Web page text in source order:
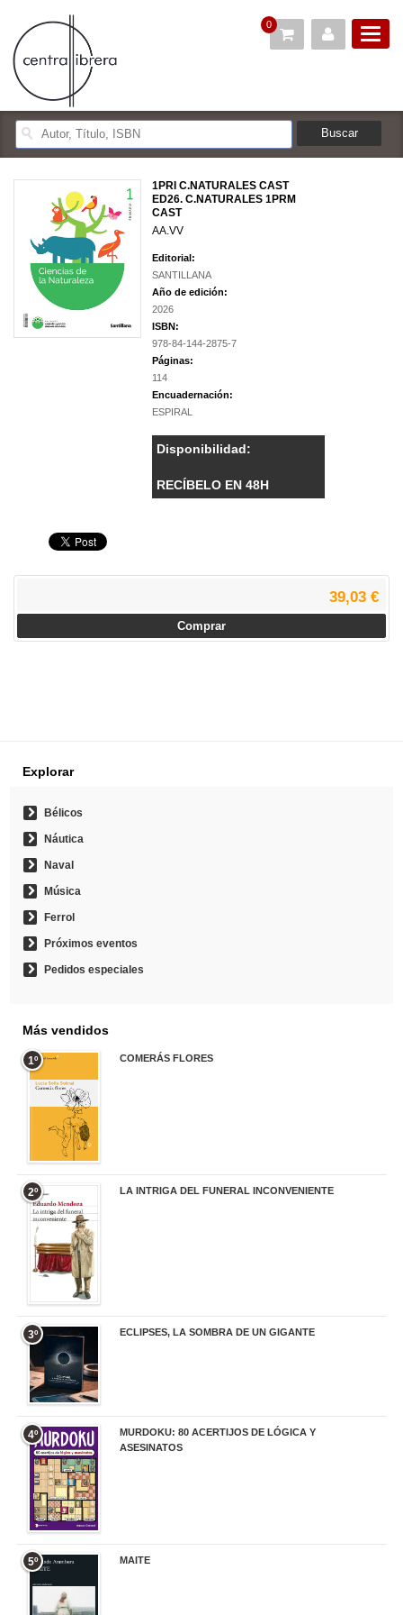
0
1PRI C.NATURALES CAST
ED26. C.NATURALES 1PRM
CAST
AA.VV
Editorial:
SANTILLANA
Año de edición:
2026
ISBN:
978-84-144-2875-7
Páginas:
114
Encuadernación:
ESPIRAL
Disponibilidad:
RECÍBELO EN 48H
39,03 €
Comprar
Explorar
Bélicos
Náutica
Naval
Música
Ferrol
Próximos eventos
Pedidos especiales
Más vendidos
1º COMERÁS FLORES
2º LA INTRIGA DEL FUNERAL INCONVENIENTE
3º ECLIPSES, LA SOMBRA DE UN GIGANTE
4º
MURDOKU: 80 ACERTIJOS DE LÓGICA Y
ASESINATOS
5º MAITE